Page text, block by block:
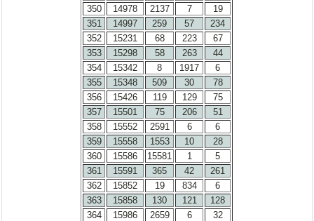
350
14978 2137 7
19
351
14997 259 57
234
352
15231 68 223
67
353
15298 58 263
44
354
15342 8 1917
6
355
15348 509 30
78
356
15426 119 129
75
357
15501 75 206
51
358
15552 2591 6
6
359
15558 1553 10
28
360
15586 15581 1
5
361
15591 365 42
261
362
15852 19 834
6
363
15858 130 121
128
364
15986 2659 6
32